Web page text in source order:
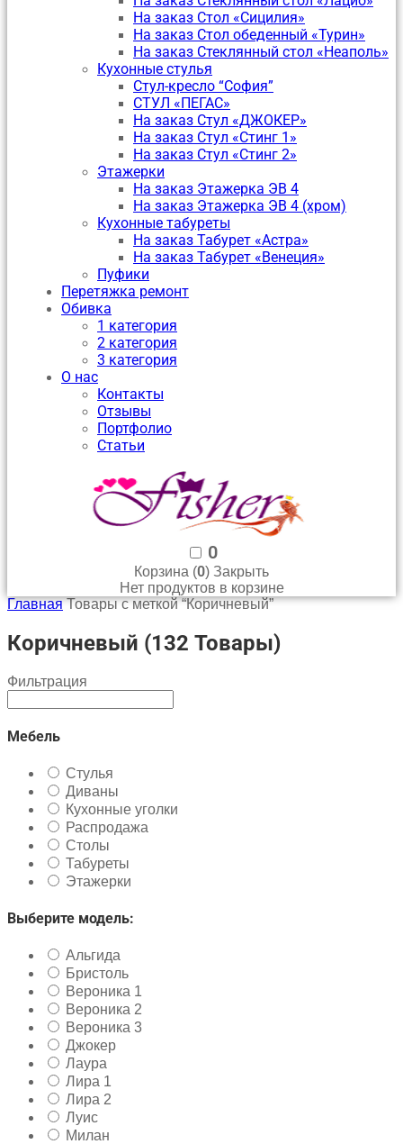
На заказ Стол «Сицилия»
На заказ Стол обеденный «Турин»
На заказ Стеклянный стол «Неаполь»
Кухонные стулья
Стул-кресло “София”
CТУЛ «ПЕГАС»
На заказ Стул «ДЖОКЕР»
На заказ Стул «Стинг 1»
На заказ Стул «Стинг 2»
Этажерки
На заказ Этажерка ЭВ 4
На заказ Этажерка ЭВ 4 (хром)
Кухонные табуреты
На заказ Табурет «Астра»
На заказ Табурет «Венеция»
Пуфики
Перетяжка ремонт
Обивка
1 категория
2 категория
3 категория
О нас
Контакты
Отзывы
Портфолио
Статьи
0
Корзина (0) Закрыть
Нет продуктов в корзине
Главная Товары с меткой “Коричневый”
Коричневый (132 Товары)
Фильтрация
Мебель
Стулья
Диваны
Кухонные уголки
Распродажа
Столы
Табуреты
Этажерки
Выберите модель:
Альгида
Бристоль
Вероника 1
Вероника 2
Вероника 3
Джокер
Лаура
Лира 1
Лира 2
Луис
Милан